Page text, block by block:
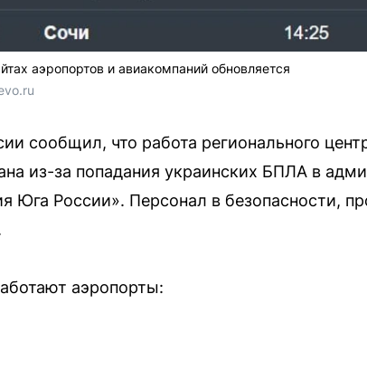
аэропортов и авиакомпаний обновляется
сообщил, что работа регионального
из-за попадания украинских БПЛА в
Юга России». Персонал в безопасности,
аэропорты: